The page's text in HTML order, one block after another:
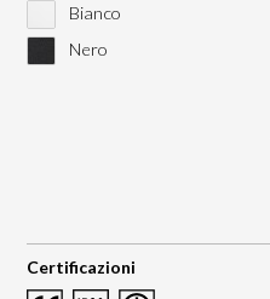
Bianco
Nero
Certificazioni